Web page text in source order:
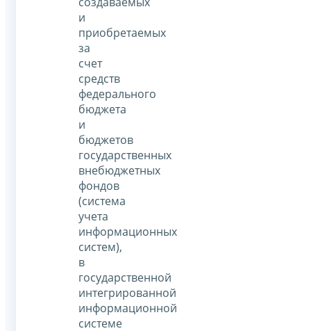
и
приобретаемых
за
счет
средств
федерального
бюджета
и
бюджетов
государственных
внебюджетных
фондов
(система
учета
информационных
систем),
в
государственной
интегрированной
информационной
системе